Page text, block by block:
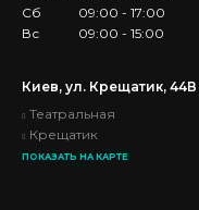
Сб
09:00 - 17:00
Вс
09:00 - 15:00
Киев, ул. Крещатик, 44В
Театральная
Крещатик
ПОКАЗАТЬ НА КАРТЕ